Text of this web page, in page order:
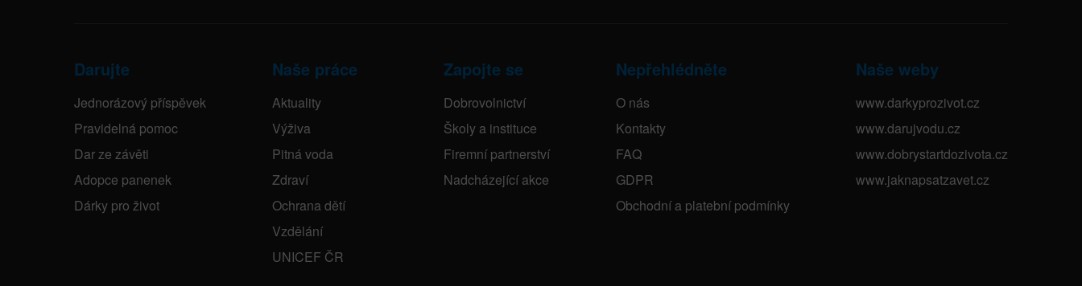
Darujte
Jednorázový příspěvek
Pravidelná pomoc
Dar ze závěti
Adopce panenek
Dárky pro život
Naše práce
Aktuality
Výživa
Pitná voda
Zdraví
Ochrana dětí
Vzdělání
UNICEF ČR
Zapojte se
Dobrovolnictví
Školy a instituce
Firemní partnerství
Nadcházející akce
Nepřehlédněte
O nás
Kontakty
FAQ
GDPR
Obchodní a platební podmínky
Naše weby
www.darkyprozivot.cz
www.darujvodu.cz
www.dobrystartdozivota.cz
www.jaknapsatzavet.cz